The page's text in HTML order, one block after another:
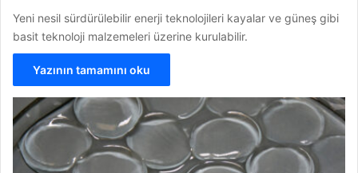
Yeni nesil sürdürülebilir enerji teknolojileri kayalar ve güneş gibi
basit teknoloji malzemeleri üzerine kurulabilir.
Yazının tamamını oku